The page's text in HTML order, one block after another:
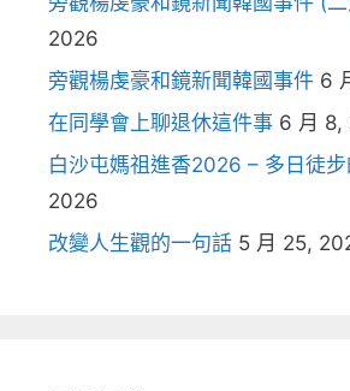
2026
旁觀楊虔豪和鏡新聞韓國事件 6
在同學會上聊退休這件事 6 月 8,
白沙屯媽祖進香2026 – 多日徒
2026
改變人生觀的一句話 5 月 25,